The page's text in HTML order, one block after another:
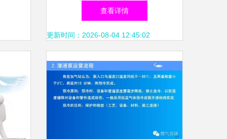
懈
产
护
护的综合指南
查看详情
更新时间：2026-08-04 12:45:02